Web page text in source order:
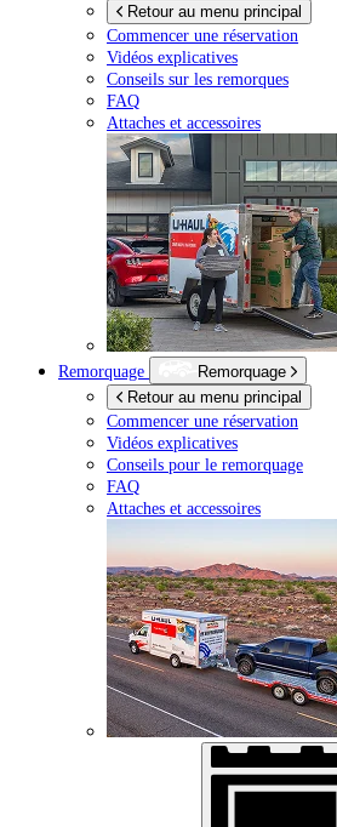
Retour au menu principal
Commencer une réservation
Vidéos explicatives
Conseils sur les remorques
FAQ
Attaches et accessoires
Remorquage
Remorquage
Retour au menu principal
Commencer une réservation
Vidéos explicatives
Conseils pour le remorquage
FAQ
Attaches et accessoires